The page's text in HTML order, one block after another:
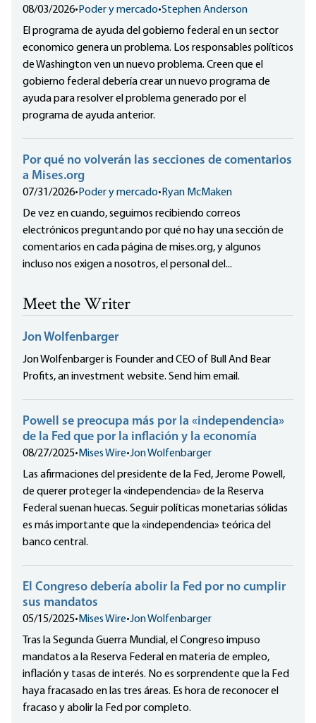
08/03/2026• Poder y mercado•Stephen Anderson
El programa de ayuda del gobierno federal en un sector
economico genera un problema. Los responsables políticos
de Washington ven un nuevo problema. Creen que el
gobierno federal debería crear un nuevo programa de
ayuda para resolver el problema generado por el
programa de ayuda anterior.
Por qué no volverán las secciones de comentarios
a Mises.org
07/31/2026• Poder y mercado• Ryan McMaken
De vez en cuando, seguimos recibiendo correos
electrónicos preguntando por qué no hay una sección de
comentarios en cada página de mises.org, y algunos
incluso nos exigen a nosotros, el personal del...
Meet the Writer
Jon Wolfenbarger
Jon Wolfenbarger is Founder and CEO of Bull And Bear
Profits, an investment website. Send him email.
Powell se preocupa más por la «independencia»
de la Fed que por la inflación y la economía
08/27/2025• Mises Wire•Jon Wolfenbarger
Las afirmaciones del presidente de la Fed, Jerome Powell,
de querer proteger la «independencia» de la Reserva
Federal suenan huecas. Seguir políticas monetarias sólidas
es más importante que la «independencia» teórica del
banco central.
El Congreso debería abolir la Fed por no cumplir
sus mandatos
05/15/2025• Mises Wire•Jon Wolfenbarger
Tras la Segunda Guerra Mundial, el Congreso impuso
mandatos a la Reserva Federal en materia de empleo,
inflación y tasas de interés. No es sorprendente que la Fed
haya fracasado en las tres áreas. Es hora de reconocer el
fracaso y abolir la Fed por completo.